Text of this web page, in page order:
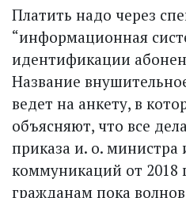
Платить надо через
“информационная
идентификации
Название
ведет на анкету, в
объясняют, что все
приказа и. о.
коммуникаций от 2018
гражданам пока